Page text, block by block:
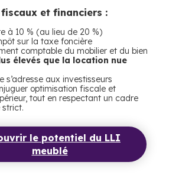
et financiers :
à 10 % (au lieu de 20 %)
sur la taxe foncière
comptable du mobilier et du bien
élevés que la location nue
s’adresse aux investisseurs
optimisation fiscale et
tout en respectant un cadre
le potentiel du LLI
meublé